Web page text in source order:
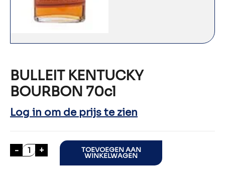
BULLEIT KENTUCKY
BOURBON 70cl
Log in om de prijs te zien
- BULLEIT KENTUCKY BOURBON 70cl aantal
+ TOEVOEGEN AAN
WINKELWAGEN